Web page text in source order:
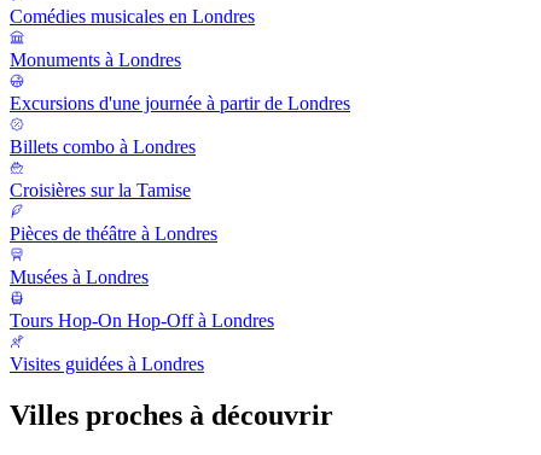
Comédies musicales en Londres
Monuments à Londres
Excursions d'une journée à partir de Londres
Billets combo à Londres
Croisières sur la Tamise
Pièces de théâtre à Londres
Musées à Londres
Tours Hop-On Hop-Off à Londres
Visites guidées à Londres
Villes proches à découvrir